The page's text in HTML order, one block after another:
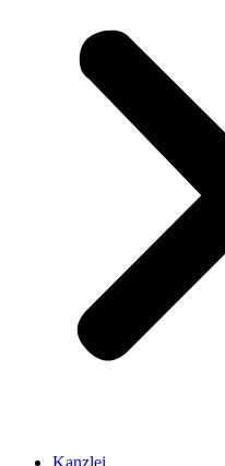
Kanzlei